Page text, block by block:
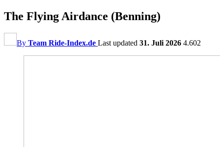
The Flying Airdance (Benning)
By Team Ride-Index.de Last updated 31. Juli 2026 4.602